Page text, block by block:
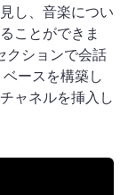
し、音楽につい
ことができま
クションで会話
ースを構築し
ャネルを挿入し